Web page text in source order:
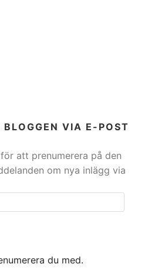
BLOGGEN VIA E-POST
att prenumerera på den
om nya inlägg via
du med.